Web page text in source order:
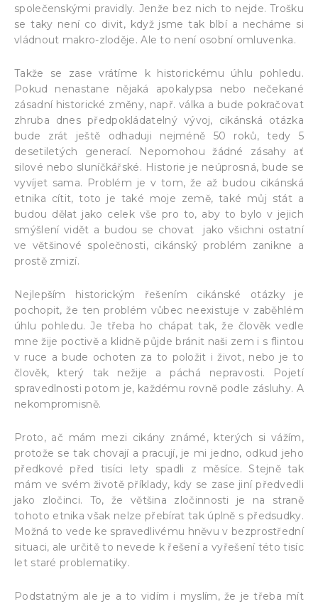
společenskými pravidly. Jenže bez nich to nejde. Trošku
se taky není co divit, když jsme tak blbí a necháme si
vládnout makro-zloděje. Ale to není osobní omluvenka.
Takže se zase vrátíme k historickému úhlu pohledu.
Pokud nenastane nějaká apokalypsa nebo nečekané
zásadní historické změny, např. válka a bude pokračovat
zhruba dnes předpokládatelný vývoj, cikánská otázka
bude zrát ještě odhaduji nejméně 50 roků, tedy 5
desetiletých generací. Nepomohou žádné zásahy ať
silové nebo sluníčkářské. Historie je neúprosná, bude se
vyvíjet sama. Problém je v tom, že až budou cikánská
etnika cítit, toto je také moje země, také můj stát a
budou dělat jako celek vše pro to, aby to bylo v jejich
smýšlení vidět a budou se chovat jako všichni ostatní
ve většinové společnosti, cikánský problém zanikne a
prostě zmizí.
Nejlepším historickým řešením cikánské otázky je
pochopit, že ten problém vůbec neexistuje v zaběhlém
úhlu pohledu. Je třeba ho chápat tak, že člověk vedle
mne žije poctivě a klidně půjde bránit naši zem i s flintou
v ruce a bude ochoten za to položit i život, nebo je to
člověk, který tak nežije a páchá nepravosti. Pojetí
spravedlnosti potom je, každému rovně podle zásluhy. A
nekompromisně.
Proto, ač mám mezi cikány známé, kterých si vážím,
protože se tak chovají a pracují, je mi jedno, odkud jeho
předkové před tisíci lety spadli z měsíce. Stejně tak
mám ve svém životě příklady, kdy se zase jiní předvedli
jako zločinci. To, že většina zločinnosti je na straně
tohoto etnika však nelze přebírat tak úplně s předsudky.
Možná to vede ke spravedlivému hněvu v bezprostřední
situaci, ale určitě to nevede k řešení a vyřešení této tisíc
let staré problematiky.
Podstatným ale je a to vidím i myslím, že je třeba mít